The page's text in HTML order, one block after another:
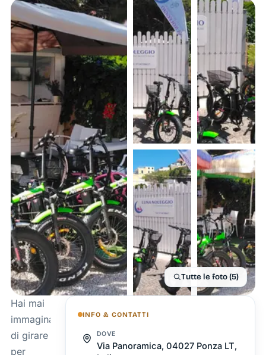
Tutte le foto (5)
Hai mai
immaginato
di girare
per
INFO & CONTATTI
DOVE
Via Panoramica, 04027 Ponza LT,